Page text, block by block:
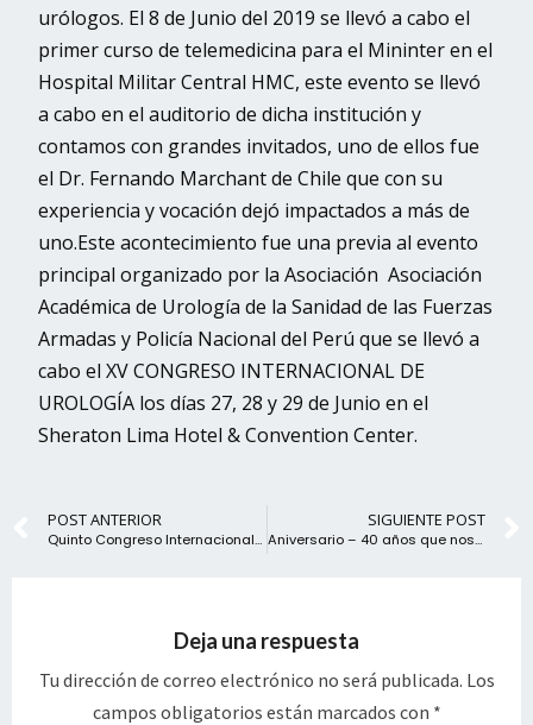
urólogos. El 8 de Junio del 2019 se llevó a cabo el
primer curso de telemedicina para el Mininter en el
Hospital Militar Central HMC, este evento se llevó
a cabo en el auditorio de dicha institución y
contamos con grandes invitados, uno de ellos fue
el Dr. Fernando Marchant de Chile que con su
experiencia y vocación dejó impactados a más de
uno.Este acontecimiento fue una previa al evento
principal organizado por la Asociación Asociación
Académica de Urología de la Sanidad de las Fuerzas
Armadas y Policía Nacional del Perú que se llevó a
cabo el XV CONGRESO INTERNACIONAL DE
UROLOGÍA los días 27, 28 y 29 de Junio en el
Sheraton Lima Hotel & Convention Center.
POST ANTERIOR
Quinto Congreso Internacional De Diagnóstico Por Imágenes AREQUIPA.
SIGUIENTE POST
Aniversario – 40 años que nos convierten en Expertos en Salud
Deja una respuesta
Tu dirección de correo electrónico no será publicada. Los
campos obligatorios están marcados con *